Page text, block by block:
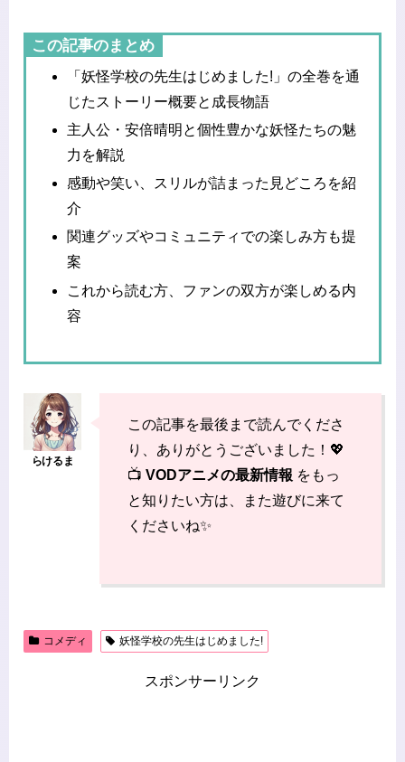
この記事のまとめ
「妖怪学校の先生はじめました!」の全巻を通
じたストーリー概要と成長物語
主人公・安倍晴明と個性豊かな妖怪たちの魅
力を解説
感動や笑い、スリルが詰まった見どころを紹
介
関連グッズやコミュニティでの楽しみ方も提
案
これから読む方、ファンの双方が楽しめる内
容
この記事を最後まで読んでくださ
り、ありがとうございました！💖
📺 VODアニメの最新情報 をもっ
と知りたい方は、また遊びに来て
くださいね✨
コメディ 妖怪学校の先生はじめました!
スポンサーリンク